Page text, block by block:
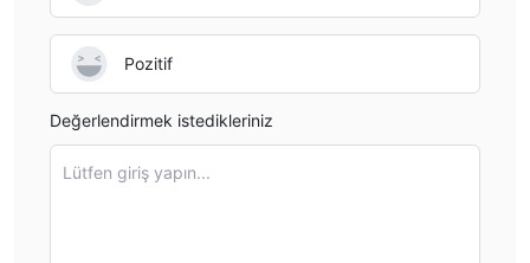
Pozitif
Değerlendirmek istedikleriniz
Lütfen giriş yapın...